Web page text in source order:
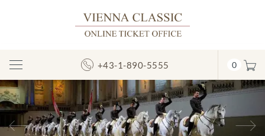
Navigation
umschalten
+43-1-890-5555 0
Vorheriges